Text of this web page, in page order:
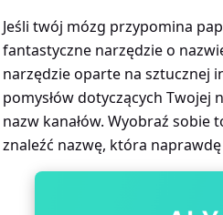
Jeśli twój mózg przypomina
fantastyczne narzędzie o
narzędzie oparte na sztucznej
pomysłów dotyczących
nazw kanałów. Wyobraź sobie
znaleźć nazwę, która